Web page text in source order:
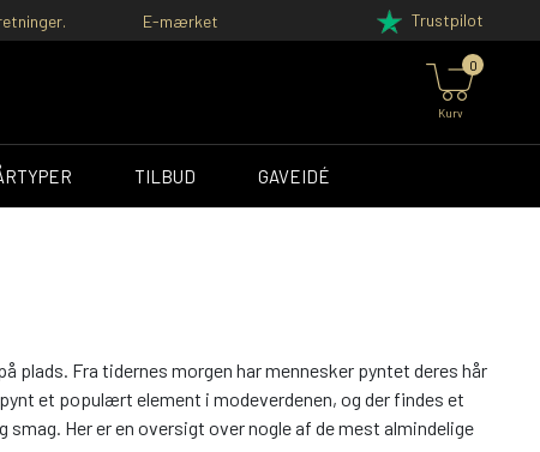
E-mærket Trustpilot
Kurv
0
TILBUD GAVEIDÉ
plads. Fra tidernes morgen har mennesker pyntet deres hår
et populært element i modeverdenen, og der findes et
Her er en oversigt over nogle af de mest almindelige